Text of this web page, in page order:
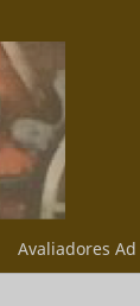
Avaliadores Ad